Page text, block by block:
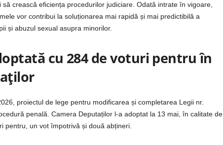
crească eficiența procedurilor judiciare. Odată intrate în vigoare,
vor contribui la soluționarea mai rapidă și mai predictibilă a
și abuzul sexual asupra minorilor.
cu 284 de voturi pentru în
proiectul de lege pentru modificarea și completarea Legii nr.
penală. Camera Deputaților l-a adoptat la 13 mai, în calitate de
pentru, un vot împotrivă și două abțineri.